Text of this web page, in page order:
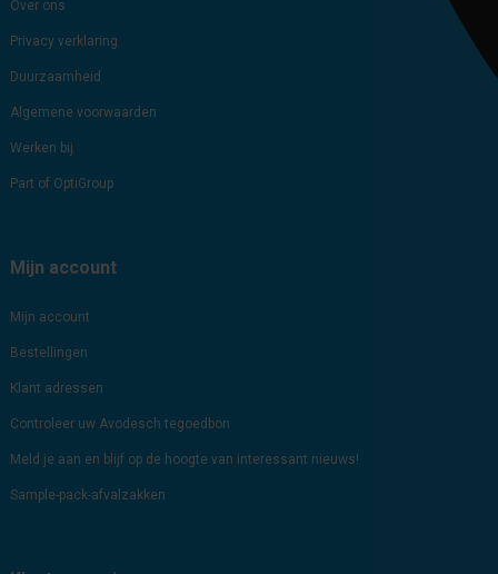
Over ons
Privacy verklaring
Duurzaamheid
Algemene voorwaarden
Werken bij
Part of OptiGroup
Mijn account
Mijn account
Bestellingen
Klant adressen
Controleer uw Avodesch tegoedbon
Meld je aan en blijf op de hoogte van interessant nieuws!
Sample-pack-afvalzakken